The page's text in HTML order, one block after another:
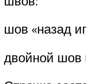
шов «назад
двойной шов